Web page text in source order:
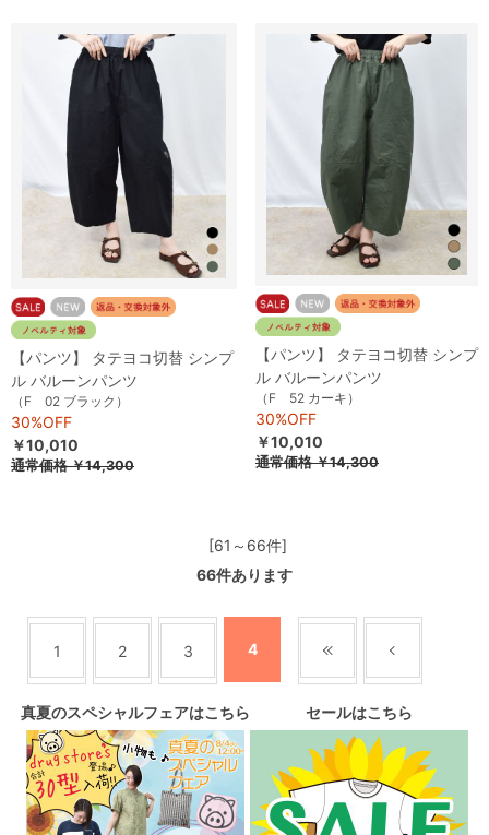
【パンツ】 タテヨコ切替 シンプ
ル バルーンパンツ
（F 02 ブラック）
30%OFF
￥10,010
通常価格￥14,300
【パンツ】 タテヨコ切替 シンプ
ル バルーンパンツ
（F 52 カーキ）
30%OFF
￥10,010
通常価格￥14,300
[61～66件]
66件あります
1 2 3 4
真夏のスペシャルフェアはこちら セールはこちら